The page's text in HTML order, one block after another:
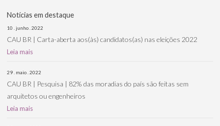
Notícias em destaque
10 . junho . 2022
CAU BR | Carta-aberta aos(às) candidatos(as) nas eleições 2022
Leia mais
29 . maio . 2022
CAU BR | Pesquisa | 82% das moradias do país são feitas sem
arquitetos ou engenheiros
Leia mais